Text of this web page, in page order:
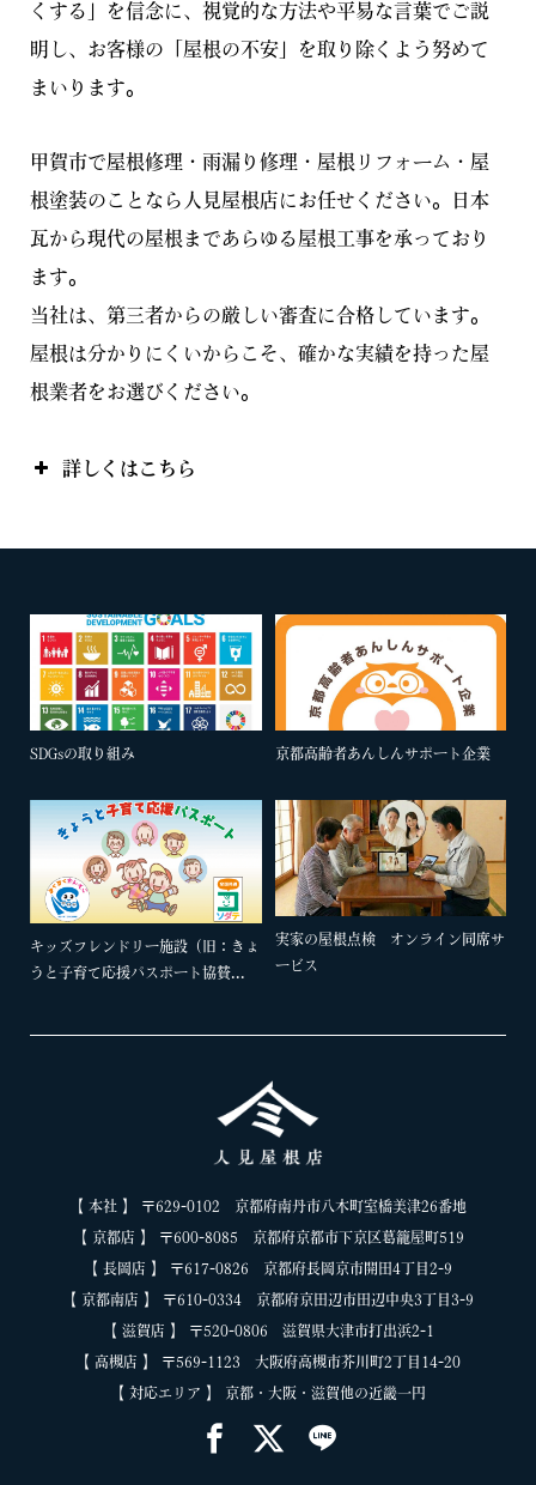
くする」を信念に、視覚的な方法や平易な言葉でご説
明し、お客様の「屋根の不安」を取り除くよう努めて
まいります。
甲賀市で屋根修理・雨漏り修理・屋根リフォーム・屋
根塗装のことなら人見屋根店にお任せください。日本
瓦から現代の屋根まであらゆる屋根工事を承っており
ます。
当社は、第三者からの厳しい審査に合格しています。
屋根は分かりにくいからこそ、確かな実績を持った屋
根業者をお選びください。
詳しくはこちら
SDGsの取り組み 京都高齢者あんしんサポート企業
キッズフレンドリー施設（旧：きょ
うと子育て応援パスポート協賛...
実家の屋根点検 オンライン同席サ
ービス
【 本社 】 〒629-0102 京都府南丹市八木町室橋美津26番地
【 京都店 】 〒600-8085 京都府京都市下京区葛籠屋町519
【 長岡店 】 〒617-0826 京都府長岡京市開田4丁目2-9
【 京都南店 】 〒610-0334 京都府京田辺市田辺中央3丁目3-9
【 滋賀店 】 〒520-0806 滋賀県大津市打出浜2-1
【 高槻店 】 〒569-1123 大阪府高槻市芥川町2丁目14-20
【 対応エリア 】 京都・大阪・滋賀他の近畿一円